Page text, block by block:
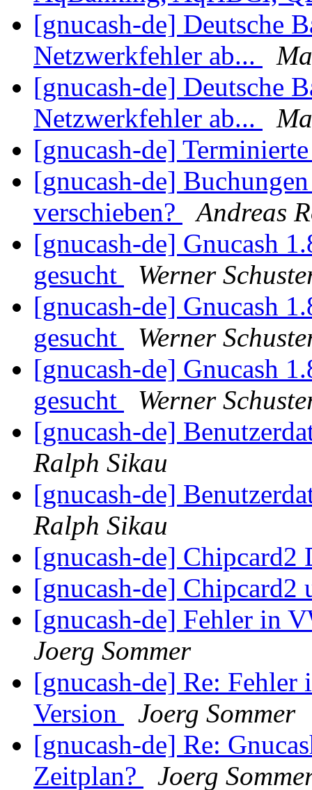
[gnucash-de] Deutsche
Netzwerkfehler ab...
[gnucash-de] Deutsche
Netzwerkfehler ab...
[gnucash-de]
[gnucash-de]
verschieben?
Andreas
[gnucash-de] Gnucash
gesucht
Werner
[gnucash-de] Gnucash
gesucht
Werner
[gnucash-de] Gnucash
gesucht
Werner
[gnucash-de]
Ralph Sikau
[gnucash-de]
Ralph Sikau
[gnucash-de] Chipcard2
[gnucash-de]
[gnucash-de] Fehler in
Joerg Sommer
[gnucash-de] Re:
Version
Joerg Sommer
[gnucash-de] Re:
Zeitplan?
Joerg